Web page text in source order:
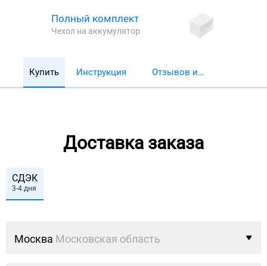
Полный комплект
Чехол на аккумулятор
Купить Инструкция
Отзывов и
Доставка заказа
СДЭК
3-4 дня
Москва Московская область